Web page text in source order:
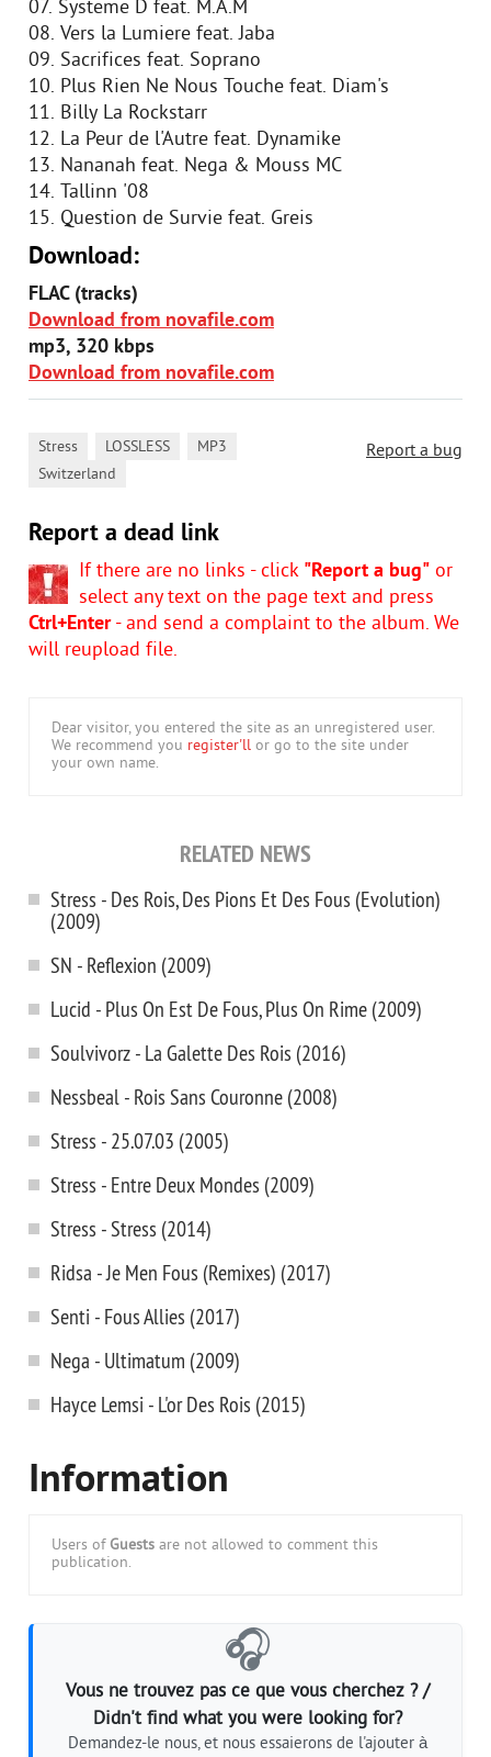
07. Systeme D feat. M.A.M
08. Vers la Lumiere feat. Jaba
09. Sacrifices feat. Soprano
10. Plus Rien Ne Nous Touche feat. Diam's
11. Billy La Rockstarr
12. La Peur de l'Autre feat. Dynamike
13. Nananah feat. Nega & Mouss MC
14. Tallinn '08
15. Question de Survie feat. Greis
Download:
FLAC (tracks)
Download from novafile.com
mp3, 320 kbps
Download from novafile.com
Report a bug
Stress LOSSLESS MP3
Switzerland
Report a dead link
If there are no links - click "Report a bug" or
select any text on the page text and press
Ctrl+Enter- and send a complaint to the album. We
will reupload file.
Dear visitor, you entered the site as an unregistered user.
We recommend you register'll or go to the site under
your own name.
RELATED NEWS
Stress - Des Rois, Des Pions Et Des Fous (Evolution)
(2009)
SN - Reflexion (2009)
Lucid - Plus On Est De Fous, Plus On Rime (2009)
Soulvivorz - La Galette Des Rois (2016)
Nessbeal - Rois Sans Couronne (2008)
Stress - 25.07.03 (2005)
Stress - Entre Deux Mondes (2009)
Stress - Stress (2014)
Ridsa - Je Men Fous (Remixes) (2017)
Senti - Fous Allies (2017)
Nega - Ultimatum (2009)
Hayce Lemsi - L'or Des Rois (2015)
Information
Users of Guests are not allowed to comment this
publication.
🎧
Vous ne trouvez pas ce que vous cherchez ? /
Didn't find what you were looking for?
Demandez-le nous, et nous essaierons de l'ajouter à